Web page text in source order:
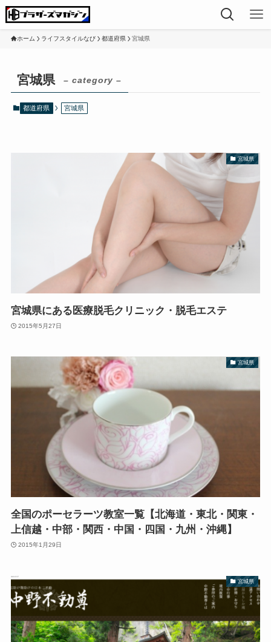
ホーム ライフスタイルなび 都道府県 宮城県
宮城県 – category –
都道府県 宮城県
宮城県
宮城県にある医療脱毛クリニック・脱毛エステ
2015年5月27日
宮城県
全国のポーセラーツ教室一覧【北海道・東北・関東・
上信越・中部・関西・中国・四国・九州・沖縄】
2015年1月29日
宮城県